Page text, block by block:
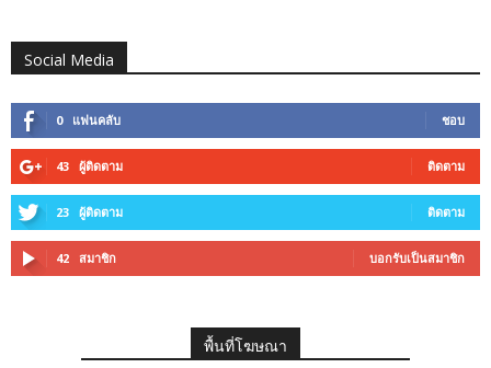
Social Media
0 แฟนคลับ ชอบ
43 ผู้ติดตาม ติดตาม
23 ผู้ติดตาม ติดตาม
42 สมาชิก บอกรับเป็นสมาชิก
พื้นที่โฆษณา